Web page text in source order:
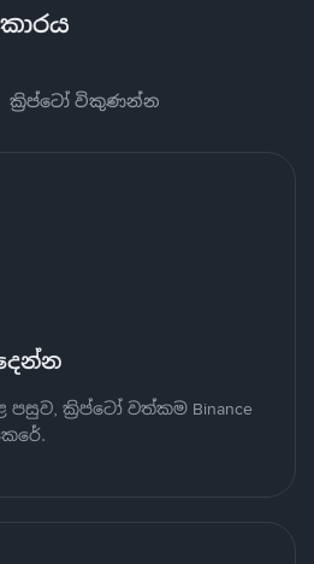
ක්‍රිප්ටෝ විකුණන්න
ක්‍රිප්ටෝ වත්කම Binance